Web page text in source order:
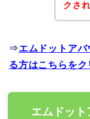
クさ
⇒エムドットア
る方はこちらをク
エムドッ